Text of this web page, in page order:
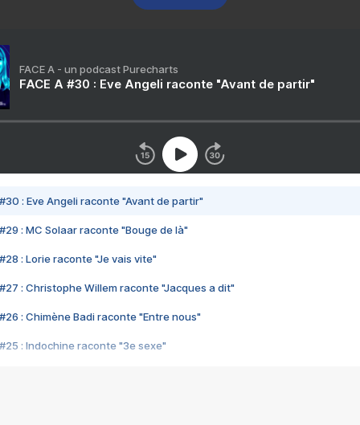
FACE A - un podcast Purecharts
FACE A #30 : Eve Angeli raconte "Avant de partir"
#30 : Eve Angeli raconte "Avant de partir"
#29 : MC Solaar raconte "Bouge de là"
#28 : Lorie raconte "Je vais vite"
#27 : Christophe Willem raconte "Jacques a dit"
#26 : Chimène Badi raconte "Entre nous"
#25 : Indochine raconte "3e sexe"